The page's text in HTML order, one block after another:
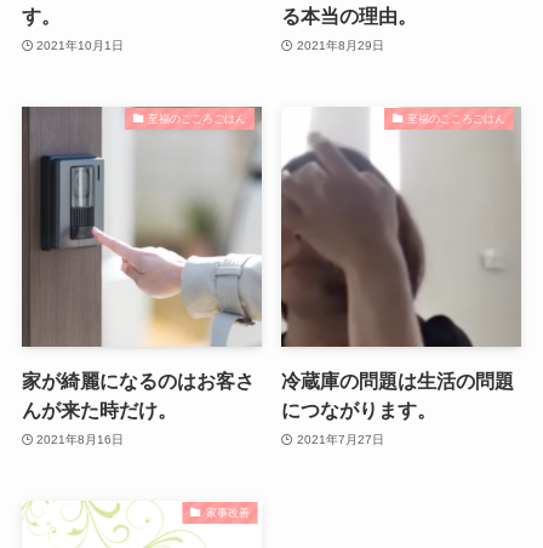
す。
2021年10月1日
る本当の理由。
2021年8月29日
至福のこころごはん
家が綺麗になるのはお客さ
んが来た時だけ。
2021年8月16日
至福のこころごはん
冷蔵庫の問題は生活の問題
につながります。
2021年7月27日
家事改善